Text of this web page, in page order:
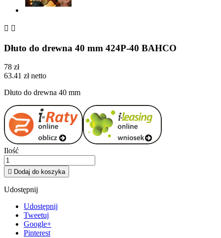
 
Dłuto do drewna 40 mm 424P-40 BAHCO
78 zł
63.41 zł netto
Dłuto do drewna 40 mm
Ilość
 Dodaj do koszyka
Udostępnij
Udostępnij
Tweetuj
Google+
Pinterest